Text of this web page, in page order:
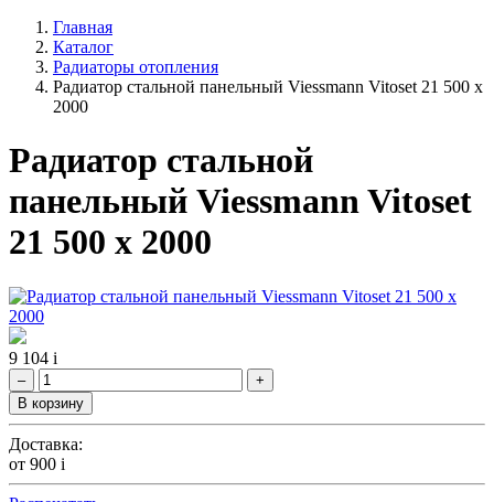
Главная
Каталог
Радиаторы отопления
Радиатор стальной панельный Viessmann Vitoset 21 500 x
2000
Радиатор стальной
панельный Viessmann Vitoset
21 500 x 2000
9 104 i
–
+
В корзину
Доставка:
от 900 i